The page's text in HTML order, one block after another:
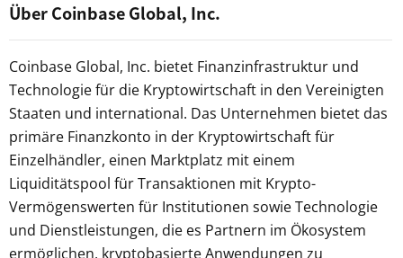
Über Coinbase Global, Inc.
Coinbase Global, Inc. bietet Finanzinfrastruktur und
Technologie für die Kryptowirtschaft in den Vereinigten
Staaten und international. Das Unternehmen bietet das
primäre Finanzkonto in der Kryptowirtschaft für
Einzelhändler, einen Marktplatz mit einem
Liquiditätspool für Transaktionen mit Krypto-
Vermögenswerten für Institutionen sowie Technologie
und Dienstleistungen, die es Partnern im Ökosystem
ermöglichen, kryptobasierte Anwendungen zu